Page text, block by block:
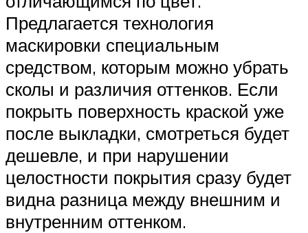
Предлагается технология
маскировки специальным
средством, которым можно убрать
сколы и различия оттенков. Если
покрыть поверхность краской уже
после выкладки, смотреться будет
дешевле, и при нарушении
целостности покрытия сразу будет
видна разница между внешним и
внутренним оттенком.